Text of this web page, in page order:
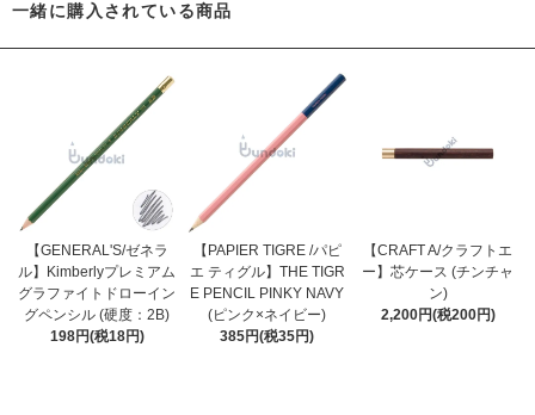
一緒に購入されている商品
【GENERAL'S/ゼネラ
ル】Kimberlyプレミアム
グラファイトドローイン
グペンシル (硬度：2B)
198円(税18円)
【PAPIER TIGRE /パピ
エ ティグル】THE TIGR
E PENCIL PINKY NAVY
(ピンク×ネイビー)
385円(税35円)
【CRAFT A/クラフトエ
ー】芯ケース (チンチャ
ン)
2,200円(税200円)